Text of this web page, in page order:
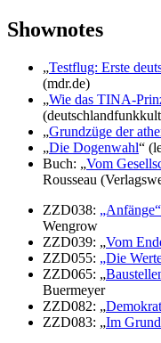
Shownotes
„Testflug: Erste
(mdr.de)
„Wie das TINA-
„Grundzüge der
„Die Dogenwahl“
Buch: „Vom
Rousseau
ZZD038: „Anfänge“
Wengrow
ZZD039: „Vom
ZZD055: „Die
ZZD065: „
Buermeyer
ZZD082: „
ZZD083: „Im